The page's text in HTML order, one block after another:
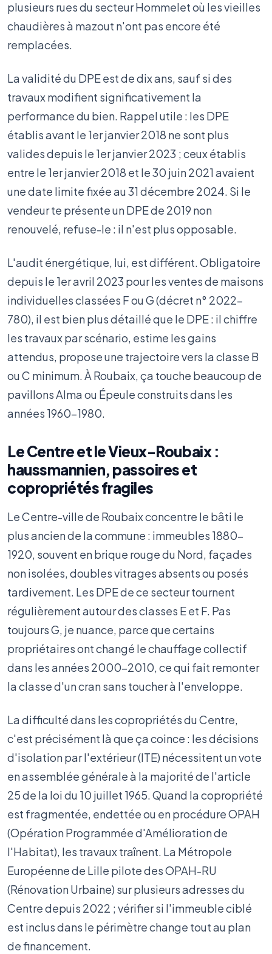
plusieurs rues du secteur Hommelet où les vieilles
chaudières à mazout n'ont pas encore été
remplacées.
La validité du DPE est de dix ans, sauf si des
travaux modifient significativement la
performance du bien. Rappel utile : les DPE
établis avant le 1er janvier 2018 ne sont plus
valides depuis le 1er janvier 2023 ; ceux établis
entre le 1er janvier 2018 et le 30 juin 2021 avaient
une date limite fixée au 31 décembre 2024. Si le
vendeur te présente un DPE de 2019 non
renouvelé, refuse-le : il n'est plus opposable.
L'audit énergétique, lui, est différent. Obligatoire
depuis le 1er avril 2023 pour les ventes de maisons
individuelles classées F ou G (décret n° 2022-
780), il est bien plus détaillé que le DPE : il chiffre
les travaux par scénario, estime les gains
attendus, propose une trajectoire vers la classe B
ou C minimum. À Roubaix, ça touche beaucoup de
pavillons Alma ou Épeule construits dans les
années 1960-1980.
Le Centre et le Vieux-Roubaix :
haussmannien, passoires et
copropriétés fragiles
Le Centre-ville de Roubaix concentre le bâti le
plus ancien de la commune : immeubles 1880-
1920, souvent en brique rouge du Nord, façades
non isolées, doubles vitrages absents ou posés
tardivement. Les DPE de ce secteur tournent
régulièrement autour des classes E et F. Pas
toujours G, je nuance, parce que certains
propriétaires ont changé le chauffage collectif
dans les années 2000-2010, ce qui fait remonter
la classe d'un cran sans toucher à l'enveloppe.
La difficulté dans les copropriétés du Centre,
c'est précisément là que ça coince : les décisions
d'isolation par l'extérieur (ITE) nécessitent un vote
en assemblée générale à la majorité de l'article
25 de la loi du 10 juillet 1965. Quand la copropriété
est fragmentée, endettée ou en procédure OPAH
(Opération Programmée d'Amélioration de
l'Habitat), les travaux traînent. La Métropole
Européenne de Lille pilote des OPAH-RU
(Rénovation Urbaine) sur plusieurs adresses du
Centre depuis 2022 ; vérifier si l'immeuble ciblé
est inclus dans le périmètre change tout au plan
de financement.